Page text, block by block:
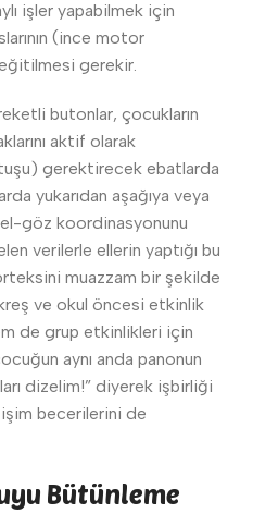
işler yapabilmek için
(ince motor
gerekir.
butonlar, çocukların
aktif olarak
gerektirecek ebatlarda
yukarıdan aşağıya veya
göz koordinasyonunu
verilerle ellerin yaptığı bu
muazzam bir şekilde
kreş ve okul öncesi etkinlik
de grup etkinlikleri için
aynı anda panonun
dizelim!” diyerek işbirliği
becerilerini de
Bütünleme